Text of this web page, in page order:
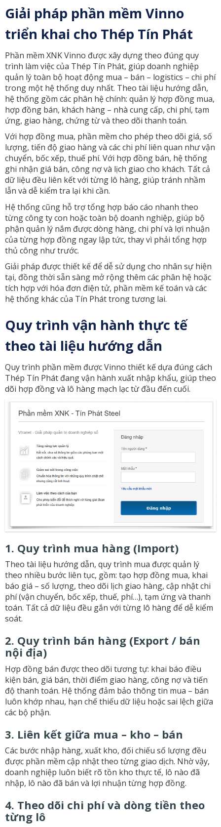
Giải pháp phần mềm Vinno
triển khai cho Thép Tín Phát
Phần mềm XNK Vinno được xây dựng theo đúng quy
trình làm việc của Thép Tín Phát, giúp doanh nghiệp
quản lý toàn bộ hoạt động mua – bán – logistics – chi phí
trong một hệ thống duy nhất. Theo tài liệu hướng dẫn,
hệ thống gồm các phân hệ chính: quản lý hợp đồng mua,
hợp đồng bán, khách hàng – nhà cung cấp, chi phí, tạm
ứng, giao hàng, chứng từ và theo dõi thanh toán.
Với hợp đồng mua, phần mềm cho phép theo dõi giá, số
lượng, tiến độ giao hàng và các chi phí liên quan như vận
chuyển, bốc xếp, thuế phí. Với hợp đồng bán, hệ thống
ghi nhận giá bán, công nợ và lịch giao cho khách. Tất cả
dữ liệu đều liên kết với từng lô hàng, giúp tránh nhầm
lẫn và dễ kiểm tra lại khi cần.
Hệ thống cũng hỗ trợ tổng hợp báo cáo nhanh theo
từng công ty con hoặc toàn bộ doanh nghiệp, giúp bộ
phận quản lý nắm được dòng hàng, chi phí và lợi nhuận
của từng hợp đồng ngay lập tức, thay vì phải tổng hợp
thủ công như trước.
Giải pháp được thiết kế để dễ sử dụng cho nhân sự hiện
tại, đồng thời sẵn sàng mở rộng thêm các phân hệ hoặc
tích hợp với hóa đơn điện tử, phần mềm kế toán và các
hệ thống khác của Tín Phát trong tương lai.
Quy trình vận hành thực tế
theo tài liệu hướng dẫn
Quy trình phần mềm được Vinno thiết kế dựa đúng cách
Thép Tín Phát đang vận hành xuất nhập khẩu, giúp theo
dõi hợp đồng và lô hàng mạch lạc từ đầu đến cuối.
1. Quy trình mua hàng (Import)
Theo tài liệu hướng dẫn, quy trình mua được quản lý
theo nhiều bước liên tục, gồm: tạo hợp đồng mua, khai
báo giá – số lượng, theo dõi lịch giao hàng, cập nhật chi
phí (vận chuyển, bốc xếp, thuế, phí…), tạm ứng và thanh
toán. Tất cả dữ liệu đều gắn với từng lô hàng để dễ kiểm
soát.
2. Quy trình bán hàng (Export / bán
nội địa)
Hợp đồng bán được theo dõi tương tự: khai báo điều
kiện bán, giá bán, thời điểm giao hàng, công nợ và tiến
độ thanh toán. Hệ thống đảm bảo thông tin mua – bán
luôn khớp nhau, hạn chế thiếu dữ liệu hoặc sai lệch giữa
các bộ phận.
3. Liên kết giữa mua – kho – bán
Các bước nhập hàng, xuất kho, đối chiếu số lượng đều
được phần mềm cập nhật theo từng giao dịch. Nhờ vậy,
doanh nghiệp luôn biết rõ tồn kho thực tế, lô nào đã
nhập, lô nào đã bán và lợi nhuận từng hợp đồng.
4. Theo dõi chi phí và dòng tiền theo
từng lô